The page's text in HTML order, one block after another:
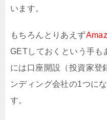
います。
もちろんとりあえず
GETしておくという手も
には口座開設（投資家登
ンディング会社の1つに
す。